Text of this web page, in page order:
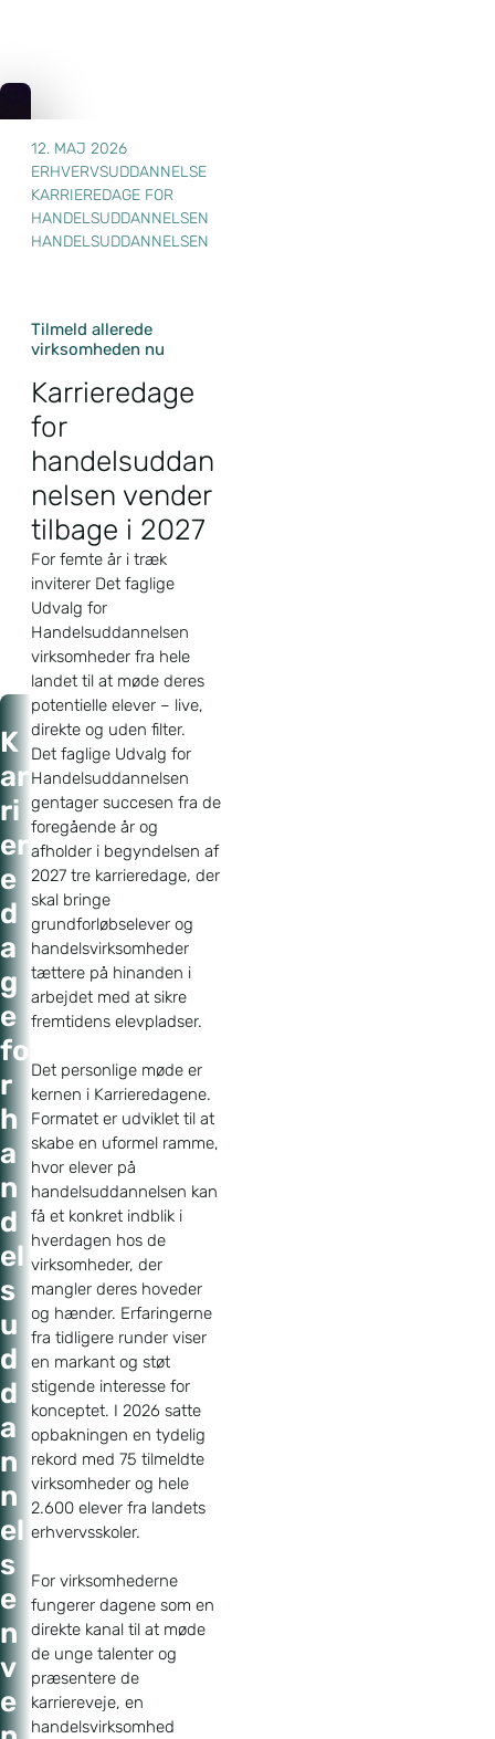
K
ar
ri
er
e
d
a
g
e
fo
r
h
a
n
d
el
s
u
d
d
a
n
n
el
s
e
n
v
e
Forside
Nyheder
Karrieredage for
handelsuddannelsen
vender tilbage i 2027
12. MAJ 2026
ERHVERVSUDDANNELSE
KARRIEREDAGE FOR
HANDELSUDDANNELSEN
HANDELSUDDANNELSEN
Tilmeld allerede
virksomheden nu
Karrieredage
for
handelsuddan
nelsen vender
tilbage i 2027
For femte år i træk
inviterer Det faglige
Udvalg for
Handelsuddannelsen
virksomheder fra hele
landet til at møde deres
potentielle elever – live,
direkte og uden filter.
Det faglige Udvalg for
Handelsuddannelsen
gentager succesen fra de
foregående år og
afholder i begyndelsen af
2027 tre karrieredage, der
skal bringe
grundforløbselever og
handelsvirksomheder
tættere på hinanden i
arbejdet med at sikre
fremtidens elevpladser.
Det personlige møde er
kernen i Karrieredagene.
Formatet er udviklet til at
skabe en uformel ramme,
hvor elever på
handelsuddannelsen kan
få et konkret indblik i
hverdagen hos de
virksomheder, der
mangler deres hoveder
og hænder. Erfaringerne
fra tidligere runder viser
en markant og støt
stigende interesse for
konceptet. I 2026 satte
opbakningen en tydelig
rekord med 75 tilmeldte
virksomheder og hele
2.600 elever fra landets
erhvervsskoler.
For virksomhederne
fungerer dagene som en
direkte kanal til at møde
de unge talenter og
præsentere de
karriereveje, en
handelsvirksomhed